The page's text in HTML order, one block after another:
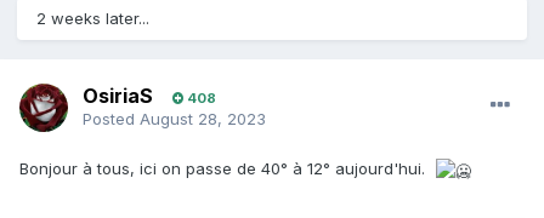
2 weeks later...
OsiriaS 408
Posted August 28, 2023
Bonjour à tous, ici on passe de 40° à 12° aujourd'hui.